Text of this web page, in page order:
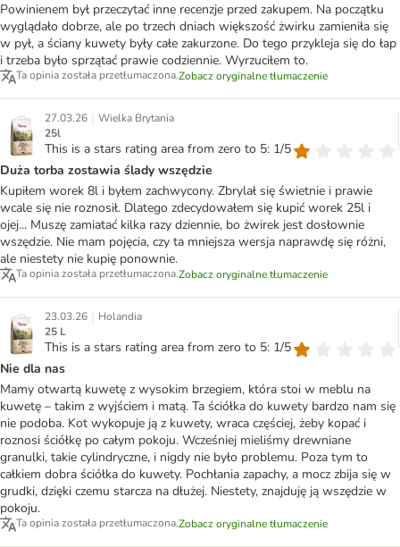
Powinienem był przeczytać inne recenzje przed zakupem. Na początku
wyglądało dobrze, ale po trzech dniach większość żwirku zamieniła się
w pył, a ściany kuwety były całe zakurzone. Do tego przykleja się do łap
i trzeba było sprzątać prawie codziennie. Wyrzuciłem to.
Ta opinia została przetłumaczona.Zobacz oryginalne tłumaczenie
27.03.26 | Wielka Brytania
25l
This is a stars rating area from zero to 5: 1/5
Duża torba zostawia ślady wszędzie
Kupiłem worek 8l i byłem zachwycony. Zbrylał się świetnie i prawie
wcale się nie roznosił. Dlatego zdecydowałem się kupić worek 25l i
ojej... Muszę zamiatać kilka razy dziennie, bo żwirek jest dosłownie
wszędzie. Nie mam pojęcia, czy ta mniejsza wersja naprawdę się różni,
ale niestety nie kupię ponownie.
Ta opinia została przetłumaczona.Zobacz oryginalne tłumaczenie
23.03.26 | Holandia
25 L
This is a stars rating area from zero to 5: 1/5
Nie dla nas
Mamy otwartą kuwetę z wysokim brzegiem, która stoi w meblu na
kuwetę – takim z wyjściem i matą. Ta ściółka do kuwety bardzo nam się
nie podoba. Kot wykopuje ją z kuwety, wraca częściej, żeby kopać i
roznosi ściółkę po całym pokoju. Wcześniej mieliśmy drewniane
granulki, takie cylindryczne, i nigdy nie było problemu. Poza tym to
całkiem dobra ściółka do kuwety. Pochłania zapachy, a mocz zbija się w
grudki, dzięki czemu starcza na dłużej. Niestety, znajduję ją wszędzie w
pokoju.
Ta opinia została przetłumaczona.Zobacz oryginalne tłumaczenie